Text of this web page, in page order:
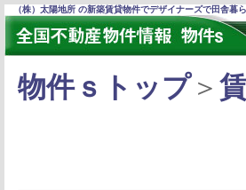
（株）太陽地所 の新築賃貸物件でデザイナーズで田舎暮
物件ｓトップ＞